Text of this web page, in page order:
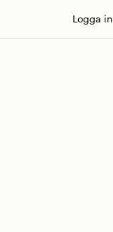
Logga in